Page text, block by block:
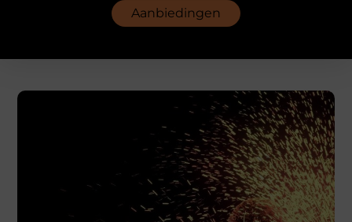
Aanbiedingen